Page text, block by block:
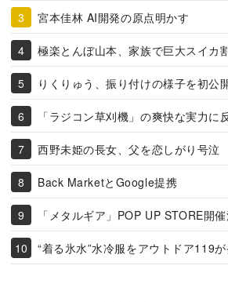
宮本佳林 AI開発の原点明かす
極楽とんぼ山本、家族で巨大スイカ
りくりゅう、振り付けの様子を初公
「ラジコン草刈機」の爽快な実力に
西野未姫の長女、父を恋しがり号泣
Back MarketとGoogle提携
「メタルギア」POP UP STORE開
“着る氷水”水冷服をアウトドア119